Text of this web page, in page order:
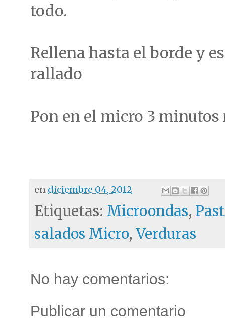
todo.
Rellena hasta el borde y
rallado
Pon en el micro 3
en diciembre 04, 2012
Etiquetas: Microondas,
salados Micro, Verduras
No hay comentarios:
Publicar un comentario